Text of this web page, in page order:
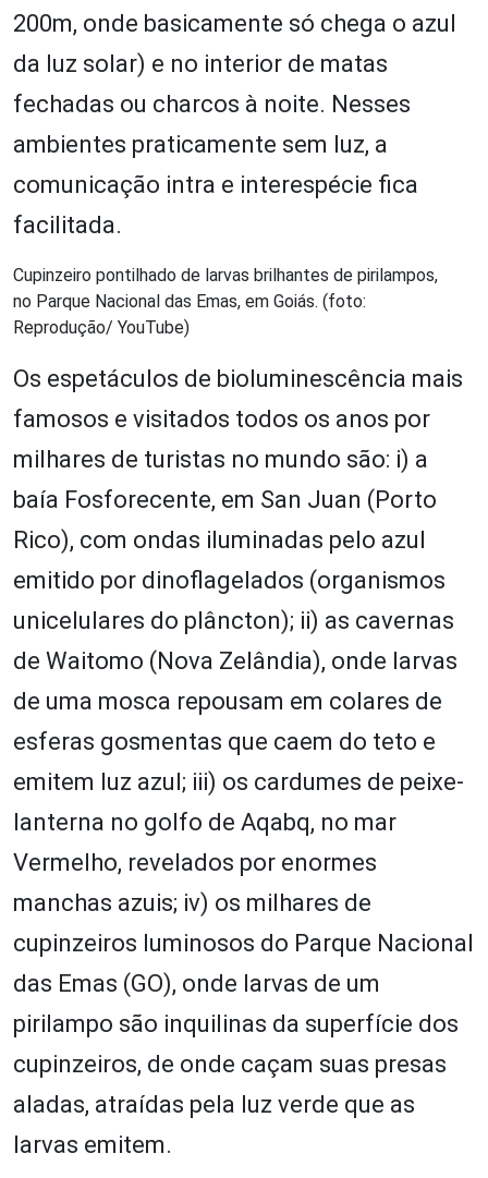
200m, onde basicamente só chega o azul
da luz solar) e no interior de matas
fechadas ou charcos à noite. Nesses
ambientes praticamente sem luz, a
comunicação intra e interespécie fica
facilitada.
Cupinzeiro pontilhado de larvas brilhantes de pirilampos,
no Parque Nacional das Emas, em Goiás. (foto:
Reprodução/ YouTube)
Os espetáculos de bioluminescência mais
famosos e visitados todos os anos por
milhares de turistas no mundo são: i) a
baía Fosforecente, em San Juan (Porto
Rico), com ondas iluminadas pelo azul
emitido por dinoflagelados (organismos
unicelulares do plâncton); ii) as cavernas
de Waitomo (Nova Zelândia), onde larvas
de uma mosca repousam em colares de
esferas gosmentas que caem do teto e
emitem luz azul; iii) os cardumes de peixe-
lanterna no golfo de Aqabq, no mar
Vermelho, revelados por enormes
manchas azuis; iv) os milhares de
cupinzeiros luminosos do Parque Nacional
das Emas (GO), onde larvas de um
pirilampo são inquilinas da superfície dos
cupinzeiros, de onde caçam suas presas
aladas, atraídas pela luz verde que as
larvas emitem.